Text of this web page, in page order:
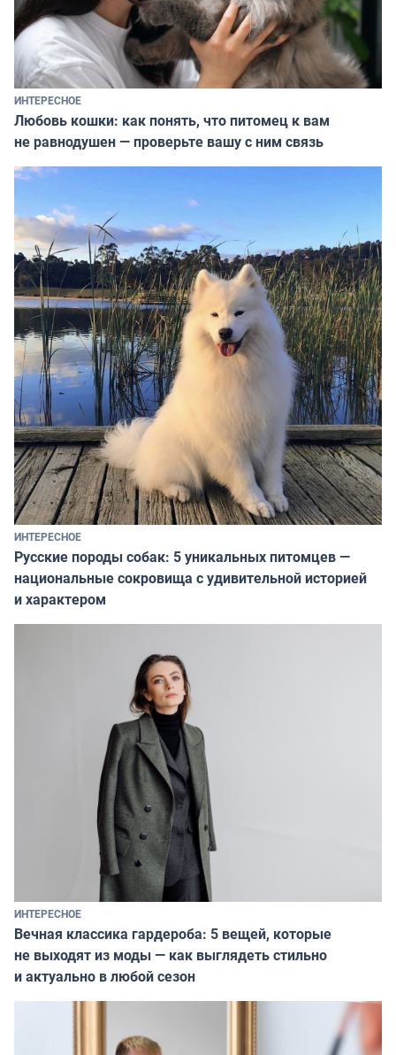
ИНТЕРЕСНОЕ
Любовь кошки: как понять, что питомец к вам
не равнодушен — проверьте вашу с ним связь
ИНТЕРЕСНОЕ
Русские породы собак: 5 уникальных питомцев —
национальные сокровища с удивительной историей
и характером
ИНТЕРЕСНОЕ
Вечная классика гардероба: 5 вещей, которые
не выходят из моды — как выглядеть стильно
и актуально в любой сезон